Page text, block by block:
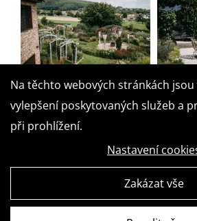
+420 777 850 522
Na těchto webových stránkách
vylepšení poskytovaných služeb a
při prohlížení.
Nastavení
Zakázat vše